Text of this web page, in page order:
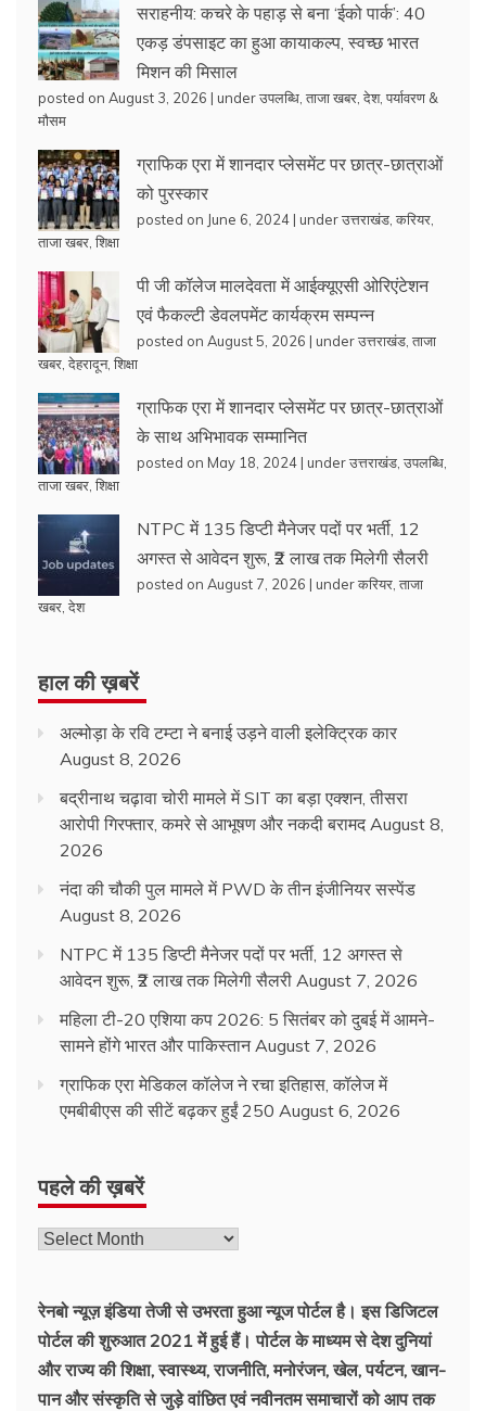
सराहनीय: कचरे के पहाड़ से बना ‘ईको पार्क’: 40
एकड़ डंपसाइट का हुआ कायाकल्प, स्वच्छ भारत
मिशन की मिसाल
posted on August 3, 2026 | underउपलब्धि ताजा खबर देश, पर्यावरण &
मौसम
ग्राफिक एरा में शानदार प्लेसमेंट पर छात्र-छात्राओं
को पुरस्कार
posted on June 6, 2024 | underउत्तराखंड करियर
ताजा खबर शिक्षा
पी जी कॉलेज मालदेवता में आईक्यूएसी ओरिएंटेशन
एवं फैकल्टी डेवलपमेंट कार्यक्रम सम्पन्न
posted on August 5, 2026 | underउत्तराखंड ताजा
खबर देहरादून, शिक्षा
ग्राफिक एरा में शानदार प्लेसमेंट पर छात्र-छात्राओं
के साथ अभिभावक सम्मानित
posted on May 18, 2024 | underउत्तराखंड उपलब्धि
ताजा खबर शिक्षा
NTPC में 135 डिप्टी मैनेजर पदों पर भर्ती, 12
अगस्त से आवेदन शुरू, ₹2 लाख तक मिलेगी सैलरी
posted on August 7, 2026 | underकरियर ताजा
खबर देश
हाल की ख़बरें
अल्मोड़ा के रवि टम्टा ने बनाई उड़ने वाली इलेक्ट्रिक कार
August 8, 2026
बद्रीनाथ चढ़ावा चोरी मामले में SIT का बड़ा एक्शन, तीसरा
आरोपी गिरफ्तार, कमरे से आभूषण और नकदी बरामद August 8,
2026
नंदा की चौकी पुल मामले में PWD के तीन इंजीनियर सस्पेंड
August 8, 2026
NTPC में 135 डिप्टी मैनेजर पदों पर भर्ती, 12 अगस्त से
आवेदन शुरू, ₹2 लाख तक मिलेगी सैलरी August 7, 2026
महिला टी-20 एशिया कप 2026: 5 सितंबर को दुबई में आमने-
सामने होंगे भारत और पाकिस्तान August 7, 2026
ग्राफिक एरा मेडिकल कॉलेज ने रचा इतिहास, कॉलेज में
एमबीबीएस की सीटें बढ़कर हुईं 250 August 6, 2026
पहले की ख़बरें
रेनबो न्यूज़ इंडिया तेजी से उभरता हुआ न्‍यूज पोर्टल है। इस डिजिटल
पोर्टल की शुरुआत 2021 में हुई हैं। पोर्टल के माध्यम से देश दुनियां
और राज्य की शिक्षा, स्वास्थ्य, राजनीति, मनोरंजन, खेल, पर्यटन, खान-
पान और संस्कृति से जुड़े वांछित एवं नवीनतम समाचारों को आप तक